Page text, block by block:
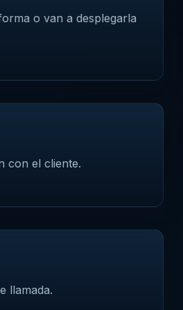
o van a desplegarla
con el cliente.
llamada.